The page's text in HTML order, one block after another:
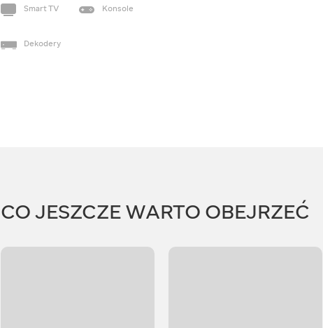
Smart TV Konsole
Dekodery
CO JESZCZE WARTO OBEJRZEĆ